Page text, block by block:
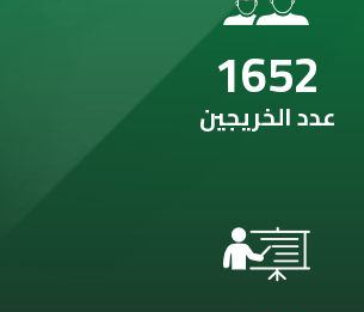
1652
عدد الخريجين